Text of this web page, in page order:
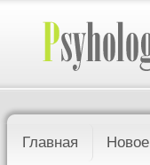
Главная Новое